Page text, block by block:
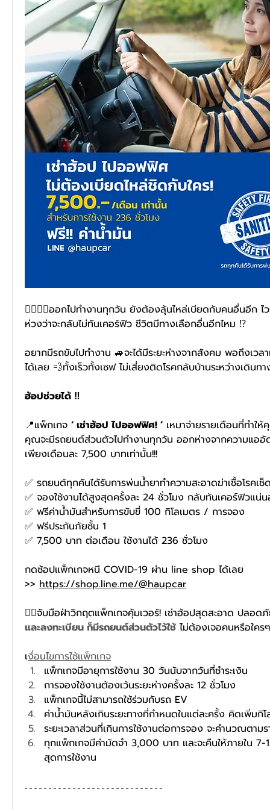
🤦‍♂️🤦‍♀️ออกไปทำงานทุกวัน ยังต้องลุ้นไหล่เบียดกับคนอื่นอีก
ห่วงว่าจะกลับไม่ทันเคอร์ฟิว ชีวิตมีทางเลือกอื่นอีกไหม ⁉️
อยากมีรถขับไปทำงาน 🚙จะได้มีระยะห่างจากสังคม พอถึงเว
ได้เลย 💨ทั้งเร็วทั้งเซฟ ไม่เสี่ยงติดโรคกลับบ้านระหว่างเดินทา
ฮ้อปช่วยได้ ‼
📍แพ็กเกจ ‘ เช่าฮ้อป ไปออฟฟิศ! ’ เหมาจ่ายรายเดือนที่ทำใ
คุณจะมีรถยนต์ส่วนตัวไปทำงานทุกวัน ออกห่างจากความแออั
เพียงเดือนละ 7,500 บาทเท่านั้น!!!
✅ รถยนต์ทุกคันได้รับการพ่นน้ำยาทำความสะอาดฆ่าเชื้อโรคเ
✅ จองใช้งานได้สูงสุดครั้งละ 24 ชั่วโมง กลับทันเคอร์ฟิวแน่
✅ ฟรีค่าน้ำมันสำหรับการขับขี่ 100 กิโลเมตร / การจอง
✅ ฟรีประกันภัยชั้น 1
✅ 7,500 บาท ต่อเดือน ใช้งานได้ 236 ชั่วโมง
กดช้อปแพ็กเกจหนี COVID-19 ผ่าน line shop ได้เลย
>> https://shop.line.me/@haupcar
✌🏻จับมือฝ่าวิกฤตแพ็กเกจคุ้มเวอร์! เช่าฮ้อปสุดสะอาด ปลอด
และลงทะเบียน ก็มีรถยนต์ส่วนตัวไว้ใช้ ไม่ต้องเจอคนหรือใคร
เงื่อนไขการใช้แพ็กเกจ
แพ็กเกจมีอายุการใช้งาน 30 วันนับจากวันที่ชำระเงิน
การจองใช้งานต้องเว้นระยะห่างครั้งละ 12 ชั่วโมง
แพ็กเกจนี้ไม่สามารถใช้ร่วมกับรถ EV
ค่าน้ำมันหลังเกินระยะทางที่กำหนดในแต่ละครั้ง คิดเพิ่มกิ
ระยะเวลาส่วนที่เกินการใช้งานต่อการจอง จะคำนวณตาม
ทุกแพ็กเกจมีค่ามัดจำ 3,000 บาท และจะคืนให้ภายใน
สุดการใช้งาน